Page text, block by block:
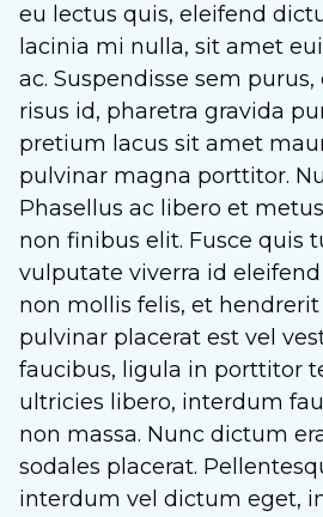
eu lectus quis, eleifend
lacinia mi nulla, sit amet
ac. Suspendisse sem
risus id, pharetra gravida
pretium lacus sit amet
pulvinar magna porttitor.
Phasellus ac libero et
non finibus elit. Fusce quis
vulputate viverra id
non mollis felis, et hendrerit
pulvinar placerat est vel
faucibus, ligula in porttitor
ultricies libero, interdum
non massa. Nunc dictum
sodales placerat.
interdum vel dictum eget,